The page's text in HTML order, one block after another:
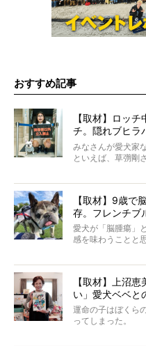
おすすめ記事
【取材】ロッ
チ。隠れブヒラ
【前編】
みなさんが愛犬家
といえば、草彅剛
ルを飼っている
んのインスタグラ
ントがフォローさ
LIFE』モデルの
そんな中岡さんに
た。そのブヒ愛
【取材】9歳で
存。フレンチブ
愛犬が「脳腫瘍」
感を味わうことと
たひとり。だか
ところが、フレ
症し、なんと4年7
きの年齢は13歳と
た。さらには、治
いいます。
この事実はフレ
【取材】上沼
い」愛犬ベベと
運命の子はぼくら
ってしまった。